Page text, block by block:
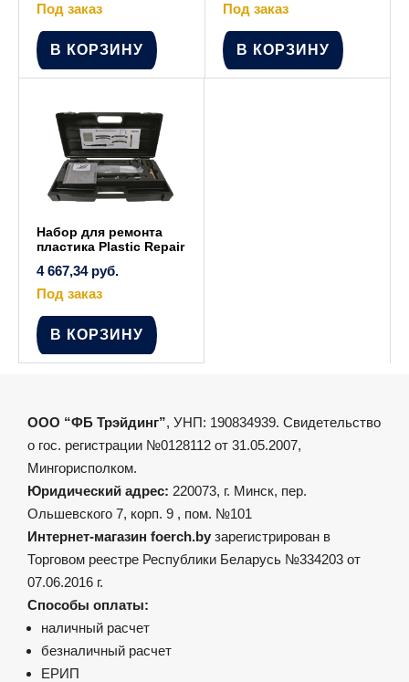
Под заказ
В КОРЗИНУ
Под заказ
В КОРЗИНУ
Набор для ремонта
пластика Plastic Repair
4 667,34 руб.
Под заказ
В КОРЗИНУ
ООО “ФБ Трэйдинг”, УНП: 190834939. Свидетельство
о гос. регистрации №0128112 от 31.05.2007,
Мингорисполком.
Юридический адрес: 220073, г. Минск, пер.
Ольшевского 7, корп. 9 , пом. №101
Интернет-магазин foerch.by зарегистрирован в
Торговом реестре Республики Беларусь №334203 от
07.06.2016 г.
Способы оплаты:
наличный расчет
безналичный расчет
ЕРИП